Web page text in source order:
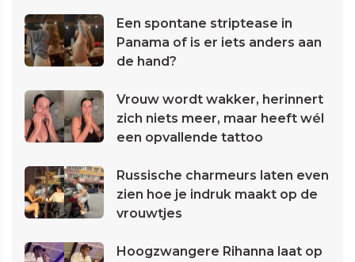
Een spontane striptease in
Panama of is er iets anders aan
de hand?
Vrouw wordt wakker, herinnert
zich niets meer, maar heeft wél
een opvallende tattoo
Russische charmeurs laten even
zien hoe je indruk maakt op de
vrouwtjes
Hoogzwangere Rihanna laat op